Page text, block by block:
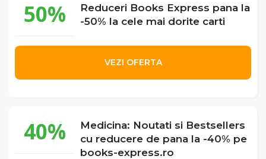
50%
Reduceri Books Express pana la
-50% la cele mai dorite carti
VEZI OFERTA
40%
Medicina: Noutati si Bestsellers
cu reducere de pana la -40% pe
books-express.ro